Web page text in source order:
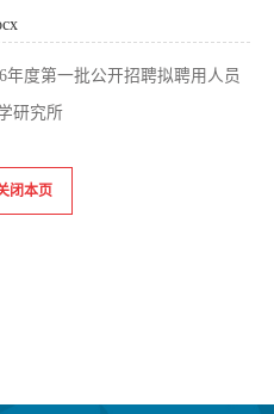
年度第一批公开招聘拟聘用人员
研究所
闭本页